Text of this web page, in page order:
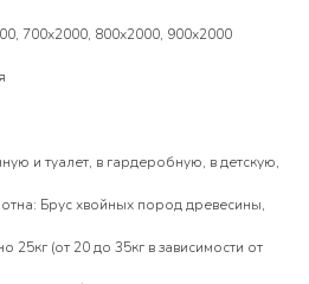
700х2000, 800х2000, 900х2000
и туалет, в гардеробную, в детскую,
Брус хвойных пород древесины,
(от 20 до 35кг в зависимости от